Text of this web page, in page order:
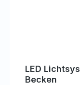
LED
Becken